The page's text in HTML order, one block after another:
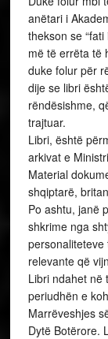
anëtari i
thekson se
më të errëta të
duke folur për
dije se libri
rëndësishme,
trajtuar.
Libri, është
arkivat e
Material
shqiptarë,
Po ashtu, janë
shkrime nga
relevante që
Libri ndahet në
periudhën e
Marrëveshjes
Dytë Botërore.